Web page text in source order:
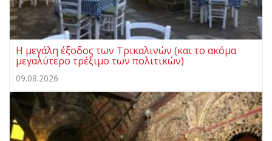
Η μεγάλη έξοδος των Τρικαλινών (και το ακόμα
μεγαλύτερο τρέξιμο των πολιτικών)
09.08.2026